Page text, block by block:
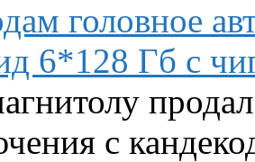
головное
6*128 Гб с
с